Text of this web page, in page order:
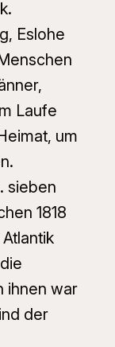
Eslohe
Laufe
um
sieben
1818
ihnen war
der